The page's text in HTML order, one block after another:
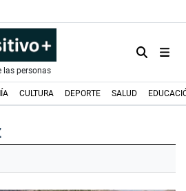
las personas
CULTURA DEPORTE SALUD